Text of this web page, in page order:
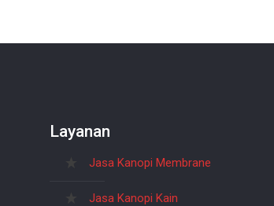
Layanan
Jasa Kanopi Membrane
Jasa Kanopi Kain